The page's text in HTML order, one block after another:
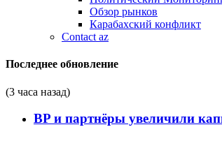
Обзор рынков
Карабахский конфликт
Contact az
Последнее обновление
(3 часа назад)
BP и партнёры увеличили